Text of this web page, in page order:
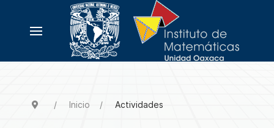
Inicio Actividades